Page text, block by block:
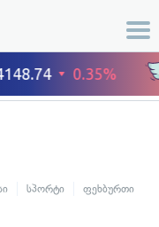
სპორტი ფეხბურთი